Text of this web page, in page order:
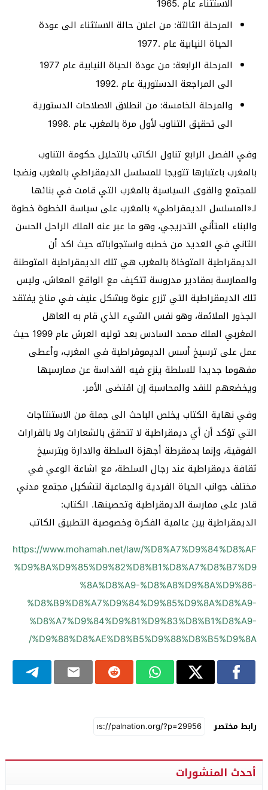
الاستثناء عام .1965
المرحلة الثالثة: من اعلان حالة الاستثناء الى عودة
الحياة النيابية عام .1977
المرحلة الرابعة: من عودة الحياة النيابية عام 1977
الى المراجعة الدستورية عام .1992
والمرحلة الخامسة: من انطلاق الاصلاحات الدستورية
الى تحقيق التناوب لأول مرة بالمغرب عام .1998
وفي الفصل الرابع تناول الكاتب بالتحليل حكومة التناوب
بالمغرب باعتبارها تتويجا للمسلسل الديمقراطي بالمغرب ونضجا
للمجتمع والقوى السياسية بالمغرب التي قامت في بنائها
لـ«المسلسل الديمقراطي» بالمغرب على سياسة الخطوة خطوة
والبناء المتأني التدريجي، وهو ما عبر عنه الملك الراحل الحسن
الثاني في العديد من خطبه واستجواباته حيث اكد أن
الديمقراطية المتوخاة بالمغرب هي تلك الديمقراطية المتوطنة
والممارسة بمقادير مدروسة تتكيف مع الواقع المعاش، وليس
تلك الديمقراطية التي تزرع عنوة وبشكل عنيف في مناخ يفتقد
الجذور الملائمة، وهو نفس الشيء الذي قام به العاهل
المغربي الملك محمد السادس بعد توليه العرش عام 1999 حيث
عمل على ترسيخ أسس الديموقراطية في المغرب، وأعطى
مفهوما جديدا للسلطة ينزع فيه القداسة عن ممارسيها
ويخضعهم للنقد والمحاسبة إن اقتضى الأمر.
وفي نهاية الكتاب يخلص الباحث الى جملة من الاستنتاجات
التي تؤكد أن أي ديمقراطية لا تتحقق بالشعارات ولا بالقرارات
الفوقية، وإنما بدمقرطة أجهزة السلطة والادارة وبترسيخ
ثقافة ديمقراطية عند رجال السلطة، مع اشاعة الوعي في
مختلف جوانب الحياة الفردية والجماعية لتشكيل مجتمع مدني
قادر على ممارسة الديمقراطية وتحصينها. الكتاب:
الديمقراطية بين عالمية الفكرة وخصوصية التطبيق الكاتب
https://www.mohamah.net/law/%D8%A7%D9%84%D8%AF
%D9%8A%D9%85%D9%82%D8%B1%D8%A7%D8%B7%D9
%8A%D8%A9-%D8%A8%D9%8A%D9%86-
%D8%B9%D8%A7%D9%84%D9%85%D9%8A%D8%A9-
%D8%A7%D9%84%D9%81%D9%83%D8%B1%D8%A9-
%D9%88%D8%AE%D8%B5%D9%88%D8%B5%D9%8A/
رابط مختصر
أحدث المنشورات